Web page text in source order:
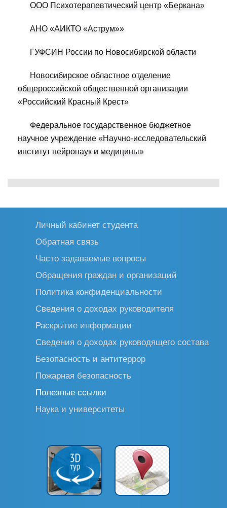
ООО Психотерапевтический центр «Беркана»
АНО «АИКТО «Аструм»»
ГУФСИН России по Новосибирской области
Новосибирское областное отделение
общероссийской общественной организации
«Российский Красный Крест»
Федеральное государственное бюджетное
научное учреждение «Научно-исследовательский
институт нейронаук и медицины»
Личный кабинет студента
Обратная связь
Часто задаваемые вопросы
Обращения граждан и организаций
Политика конфиденциальности
Сведения о доходах руководителя
Раскрытие информации
Сведения о доходах руководящего состава
Безопасность и антитеррор
Пожарная безопасность
Полезные ссылки
Наука и университеты